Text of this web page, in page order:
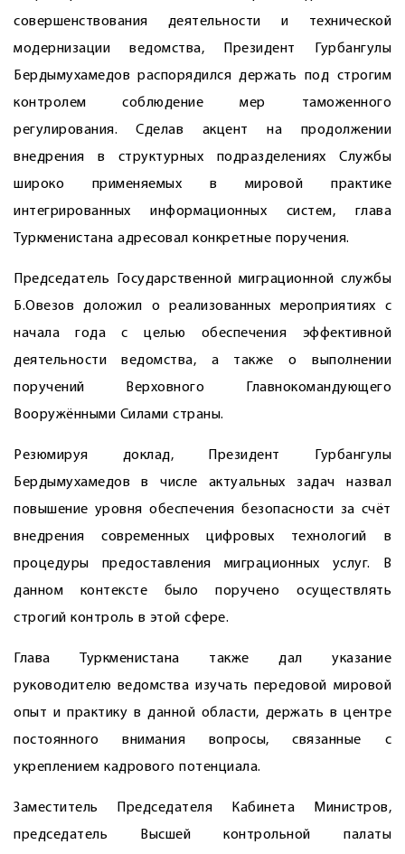
совершенствования деятельности и технической
модернизации ведомства, Президент Гурбангулы
Бердымухамедов распорядился держать под строгим
контролем соблюдение мер таможенного
регулирования. Сделав акцент на продолжении
внедрения в структурных подразделениях Службы
широко применяемых в мировой практике
интегрированных информационных систем, глава
Туркменистана адресовал конкретные поручения.
Председатель Государственной миграционной службы
Б.Овезов доложил о реализованных мероприятиях с
начала года с целью обеспечения эффективной
деятельности ведомства, а также о выполнении
поручений Верховного Главнокомандующего
Вооружёнными Силами страны.
Резюмируя доклад, Президент Гурбангулы
Бердымухамедов в числе актуальных задач назвал
повышение уровня обеспечения безо­пасности за счёт
внедрения современных цифровых технологий в
процедуры предоставления миграционных услуг. В
данном контексте было поручено осуществлять
строгий контроль в этой сфере.
Глава Туркменистана также дал указание
руководителю ведомства изучать передовой мировой
опыт и практику в данной области, держать в центре
постоянного внимания вопросы, связанные с
укреплением кадрового потенциала.
Заместитель Председателя Кабинета Министров,
председатель Высшей контрольной палаты